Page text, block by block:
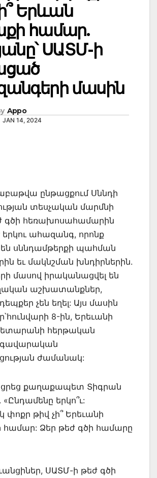
Երևան
համար.
ՍԱՏՄ-ի
մասին
Appo
JAN 14, 2024
ընթացքում Սննդի
տեսչական մարմնի
գծի հեռախոսահամարին
երկու ահազանգ, որոնք
են սննդամթերքի պահման
եւ մակնշման խնդիրներին.
մասով իրականացվել են
աշխատանքներ,
չեն եղել: Այս մասին
8-ին, Երեւանի
հերթական
ժամանակ:
քաղաքապետ Տիգրան
«Ընդամենը երկո՞ւ:
փոքր թիվ չի՞ Երեւանի
Ձեր թեժ գծի համարը
ՍԱՏՄ-ի թեժ գծի